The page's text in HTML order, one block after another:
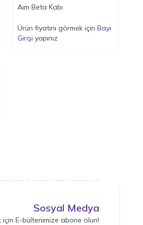
Aım Beta Kabı
Ürün fiyatını görmek için Bayi
Girişi yapınız
Sosyal Medya
E-bültenimize abone olun!